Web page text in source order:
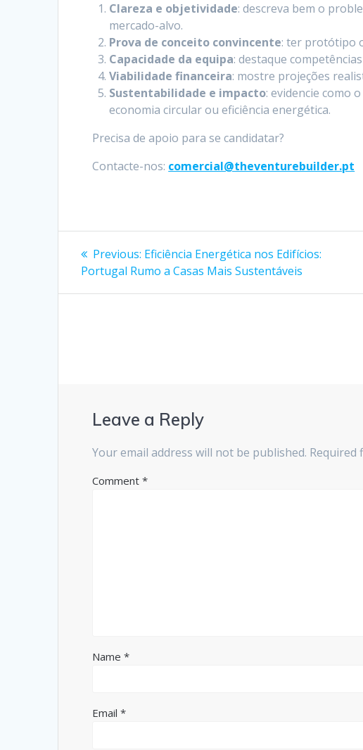
Clareza e objetividade: descreva bem o
mercado-alvo.
Prova de conceito convincente: ter protótipo
Capacidade da equipa: destaque
Viabilidade financeira: mostre projeções
Sustentabilidade e impacto: evidencie como
economia circular ou eficiência energética.
Precisa de apoio para se candidatar?
Contacte-nos: comercial@theventurebuilder.pt
Post
navigation
Previous: Previous
post:
Eficiência Energética nos Edifícios:
Portugal Rumo a Casas Mais Sustentáveis
Leave a Reply
Your email address will not be published. Required
Comment*
Name*
Email*